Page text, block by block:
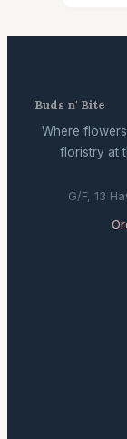
Buds n' Bite
Where
floristry at
G/F, 13